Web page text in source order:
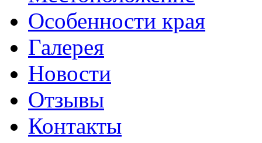
Особенности края
Галерея
Новости
Отзывы
Контакты